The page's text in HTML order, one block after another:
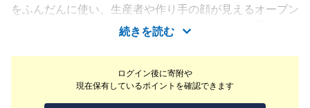
ログイン後に寄附や
現在保有しているポイントを確認できます
をふんだんに使い、生産者や作り手の顔が見えるオープン
なダイニングであること。朝は焼き立てのパンの香りでお
もてなし。自宅にいながらホテルライクを楽しむかのよう
に、思い思いに寛げます。近海でとれた海の幸をいただく
握り寿司や黒毛和牛のローストビーフ、薩摩地鶏や黒豚、
黒牛、新鮮野菜など、料理長自ら生産者を訪ね、こだわり
続きを読む